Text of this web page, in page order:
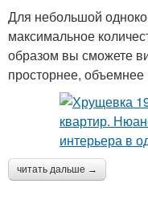
Для небольшой
максимальное
образом вы сможете
просторнее, объемнее
читать дальше →